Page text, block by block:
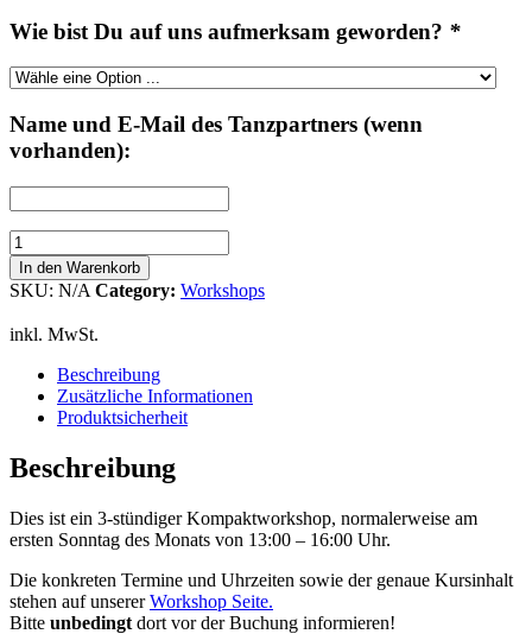
Wie bist Du auf uns aufmerksam geworden? *
Name und E-Mail des Tanzpartners (wenn
vorhanden):
Lindy
Hop
1
(Einsteiger)
Workshop
Menge
In den Warenkorb
SKU: N/A Category: Workshops
inkl. MwSt.
Beschreibung
Zusätzliche Informationen
Produktsicherheit
Beschreibung
Dies ist ein 3-stündiger Kompaktworkshop, normalerweise am
ersten Sonntag des Monats von 13:00 – 16:00 Uhr.
Die konkreten Termine und Uhrzeiten sowie der genaue Kursinhalt
stehen auf unsererWorkshop Seite.
Bitte unbedingt dort vor der Buchung informieren!